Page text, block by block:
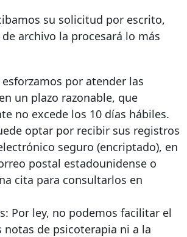
su solicitud por escrito,
archivo la procesará lo más
esforzamos por atender las
un plazo razonable, que
no excede los 10 días hábiles.
optar por recibir sus registros
seguro (encriptado), en
postal estadounidense o
cita para consultarlos en
Por ley, no podemos facilitar el
notas de psicoterapia ni a la